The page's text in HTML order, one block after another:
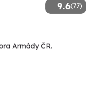
9.6(77)
Armády ČR.